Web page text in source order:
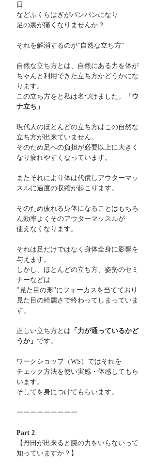
日
などふくらはぎがパンパンになり
足の裏が痛くなりませんか？
それを解消するのが”自然な立ち方”
自然な立ち方とは、自然にある力を体が
ちゃんと利用できた立ち方かどうかにな
ります。
この立ち方を と私は名づけました。
「ウ
ナ立ち」
現代人のほとんどの立ち方はこの自然な
立ち方が出来ていません。
そのため足への負担が必要以上に大きく
なり疲れやすくなっています。
またそれにより体は代償しアウターマッ
スルに過度の収縮が起こります。
そのため疲れる身体になることはもちろ
ん効率よくそのアウターマッスルが
使えなくなります。
それは足だけではなく身体全身に影響を
与えます。
しかし、ほとんどの立ち方、姿勢のセミ
ナーなどは
”見た目の形”にフォーカスを当てており
見た目の綺麗さで終わってしまっていま
す。
正しい立ち方とは 「力が通っているかど
うか」 です。
ワークショップ（WS）ではそれを
チェック方法を使い実感・体感してもら
います。
そしてを身につけてもらいます。
ーーーーーーーーー
Part 2
【丹田が出来ると腕の力をいらないって
知っていますか？】